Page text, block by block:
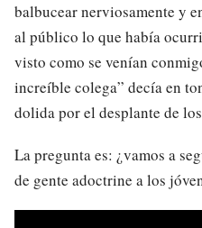
balbucear nerviosamente y
al público lo que había
visto como se venían
increíble colega” decía en
dolida por el desplante de
La pregunta es: ¿vamos a
de gente adoctrine a los